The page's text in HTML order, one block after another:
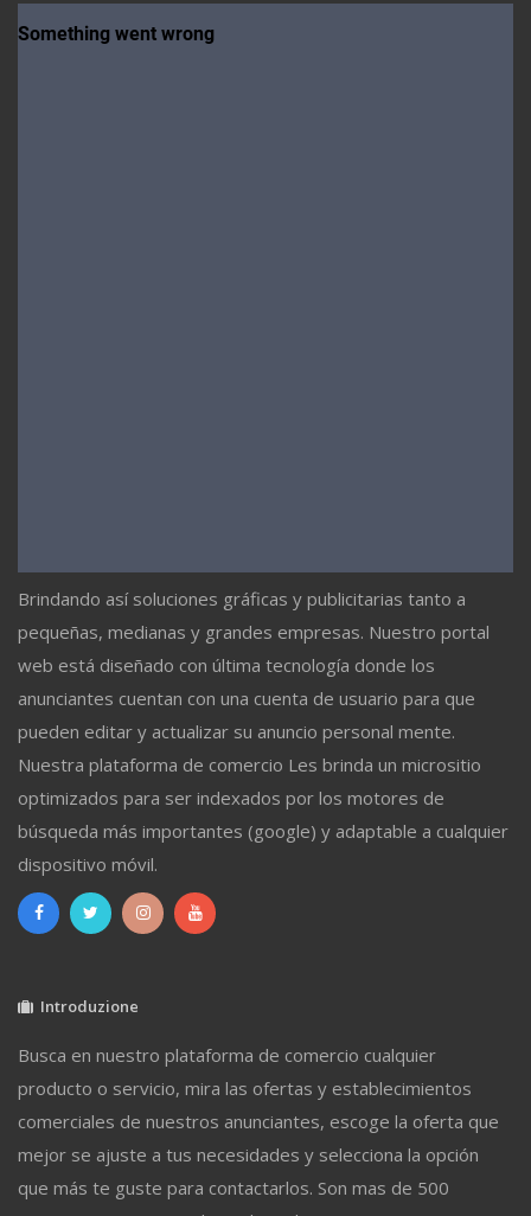
Brindando así soluciones gráficas y publicitarias tanto a
pequeñas, medianas y grandes empresas. Nuestro portal
web está diseñado con última tecnología donde los
anunciantes cuentan con una cuenta de usuario para que
pueden editar y actualizar su anuncio personal mente.
Nuestra plataforma de comercio Les brinda un micrositio
optimizados para ser indexados por los motores de
búsqueda más importantes (google) y adaptable a cualquier
dispositivo móvil.
Introduzione
Busca en nuestro plataforma de comercio cualquier
producto o servicio, mira las ofertas y establecimientos
comerciales de nuestros anunciantes, escoge la oferta que
mejor se ajuste a tus necesidades y selecciona la opción
que más te guste para contactarlos. Son mas de 500